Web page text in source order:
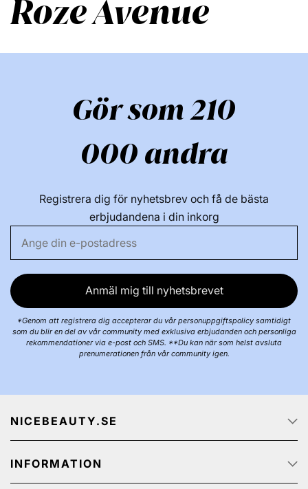
Roze Avenue
Gör som 210
000 andra
Registrera dig för nyhetsbrev och få de bästa
erbjudandena i din inkorg
Anmäl mig till nyhetsbrevet
*Genom att registrera dig accepterar du vår personuppgiftspolicy samtidigt
som du blir en del av vår community med exklusiva erbjudanden och personliga
rekommendationer via e-post och SMS. **Du kan när som helst avsluta
prenumerationen från vår community igen.
NICEBEAUTY.SE
Startsidan
Om oss
Job
INFORMATION